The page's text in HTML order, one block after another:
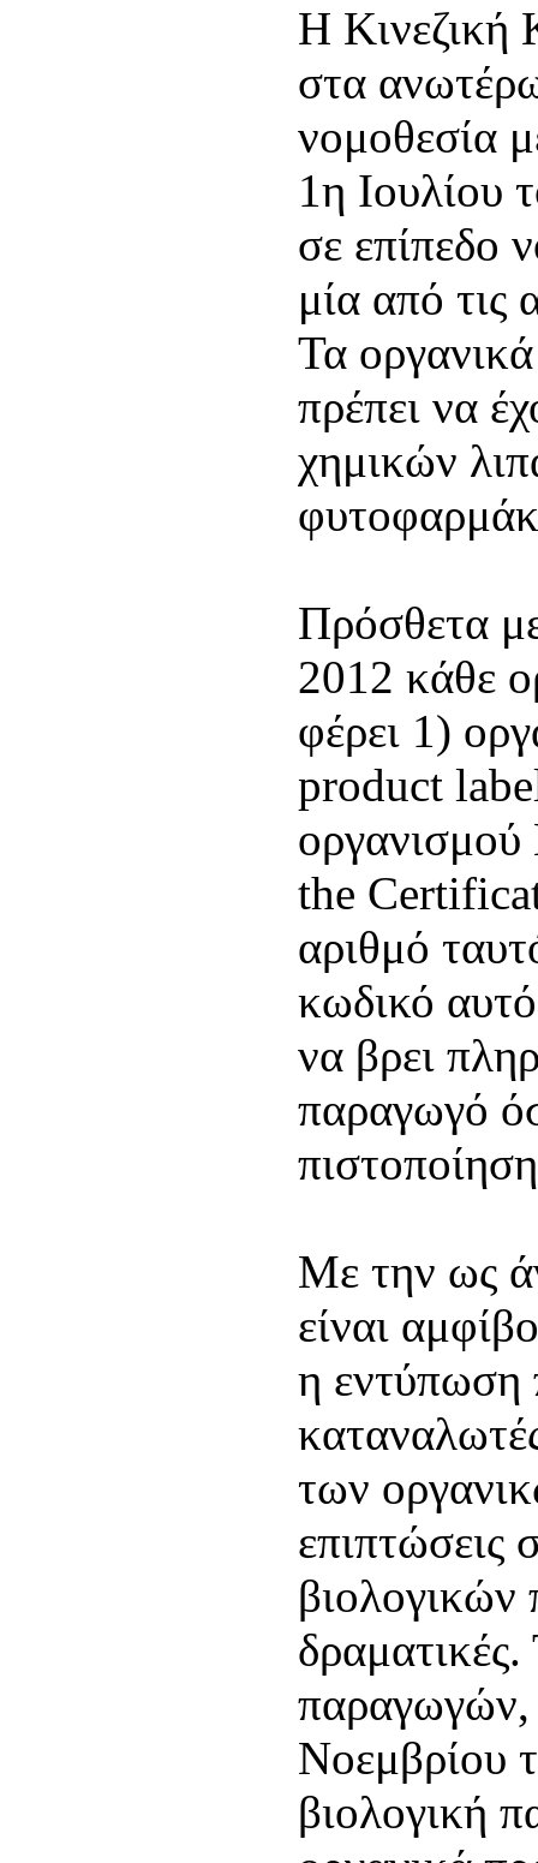
Η Κινεζική
στα
νομοθεσία
1η Ιουλίου
σε επίπεδο
μία από τις
Τα
πρέπει να
χημικών
Πρόσθετα
2012 κάθε
φέρει 1)
product
the
αριθμό
κωδικό
να βρει
παραγωγό
Με την ως
είναι
η εντύπωση
των
επιπτώσεις
βιολογικών
παραγωγών,
Νοεμβρίου
βιολογική